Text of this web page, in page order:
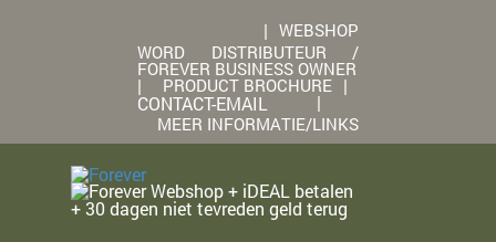
WEBSHOP
|
WORD DISTRIBUTEUR /
FOREVER BUSINESS OWNER
|
PRODUCT BROCHURE
|
MEER INFORMATIE/LINKS
|
CONTACT-EMAIL
Webshop + iDEAL betalen
+ 30 dagen niet tevreden geld terug